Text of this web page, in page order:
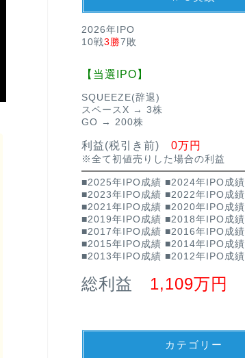
2026年IPO
10戦3勝7敗
【当選IPO】
SQUEEZE(辞退)
スペースX → 3株
GO → 200株
利益(税引き前) 0万円
※全て初値売りした場合の利益
■2025年IPO成績 ■2024年IPO成績
■2023年IPO成績 ■2022年IPO成績
■2021年IPO成績 ■2020年IPO成績
■2019年IPO成績 ■2018年IPO成績
■2017年IPO成績 ■2016年IPO成績
■2015年IPO成績 ■2014年IPO成績
■2013年IPO成績 ■2012年IPO成績
総利益 1,109万円
カテゴリー